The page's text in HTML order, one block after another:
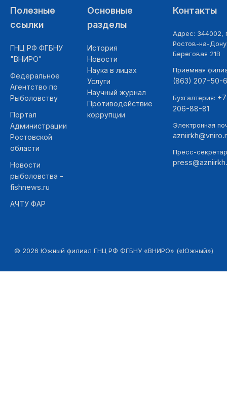
Полезные
ссылки
ГНЦ РФ ФГБНУ
"ВНИРО"
Федеральное
Агентство по
Рыболовству
Портал
Администрации
Ростовской
области
Новости
рыболовства -
fishnews.ru
АЧТУ ФАР
Основные
разделы
История
Новости
Наука в лицах
Услуги
Научный журнал
Противодействие
коррупции
Контакты
Адрес: 344002,
Ростов-на-
Береговая 21В
Приемная
(863) 207-50-
Бухгалтерия:
206-88-81
Электронная
Пресс-
© 2026 Южный филиал ГНЦ РФ ФГБНУ «ВНИРО» («Южный»)